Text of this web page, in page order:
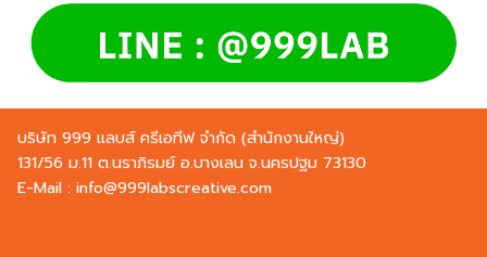
บริษัท 999 แลบส์ ครีเอทีฟ จำกัด (สำนักงานใหญ่)
131/56 ม.11 ต.นราภิรมย์ อ.บางเลน จ.นครปฐม 73130
E-Mail : info@999labscreative.com